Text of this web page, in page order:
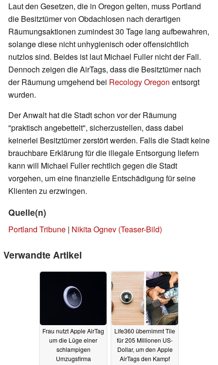
Laut den Gesetzen, die in Oregon gelten, muss Portland
die Besitztümer von Obdachlosen nach derartigen
Räumungsaktionen zumindest 30 Tage lang aufbewahren,
solange diese nicht unhygienisch oder offensichtlich
nutzlos sind. Beides ist laut Michael Fuller nicht der Fall.
Dennoch zeigen die AirTags, dass die Besitztümer nach
der Räumung umgehend bei Recology Oregon entsorgt
wurden.
Der Anwalt hat die Stadt schon vor der Räumung
"praktisch angebettelt", sicherzustellen, dass dabei
keinerlei Besitztümer zerstört werden. Falls die Stadt keine
brauchbare Erklärung für die illegale Entsorgung liefern
kann will Michael Fuller rechtlich gegen die Stadt
vorgehen, um eine finanzielle Entschädigung für seine
Klienten zu erzwingen.
Quelle(n)
Portland Tribune | Nikita Ognev (Teaser-Bild)
Verwandte Artikel
Frau nutzt Apple AirTag
um die Lüge einer
schlampigen
Umzugsfirma
Life360 übernimmt Tile
für 205 Millionen US-
Dollar, um den Apple
AirTags den Kampf